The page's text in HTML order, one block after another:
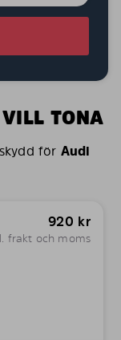
TONA
för Audi
920 kr
frakt och moms